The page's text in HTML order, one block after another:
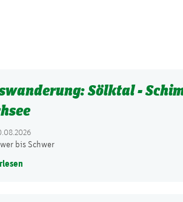
Sölktal -
bis Schwer